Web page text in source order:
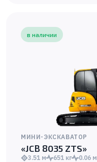
в наличии
МИНИ-ЭКСКАВАТОР
«JCB 8035 ZTS»
3.51 м 651 кг 0.06 м